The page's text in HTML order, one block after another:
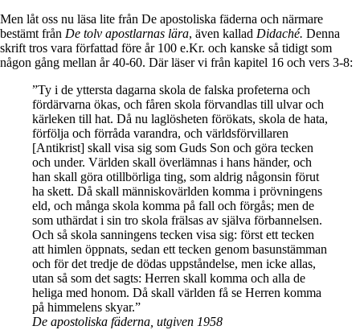
Men låt oss nu läsa lite från De apostoliska fäderna och närmare
bestämt från De tolv apostlarnas lära, även kallad Didaché. Denna
skrift tros vara författad före år 100 e.Kr. och kanske så tidigt som
någon gång mellan år 40-60. Där läser vi från kapitel 16 och vers 3-8:
”Ty i de yttersta dagarna skola de falska profeterna och
fördärvarna ökas, och fåren skola förvandlas till ulvar och
kärleken till hat. Då nu laglösheten förökats, skola de hata,
förfölja och förråda varandra, och världsförvillaren
[Antikrist] skall visa sig som Guds Son och göra tecken
och under. Världen skall överlämnas i hans händer, och
han skall göra otillbörliga ting, som aldrig någonsin förut
ha skett. Då skall människovärlden komma i prövningens
eld, och många skola komma på fall och förgås; men de
som uthärdat i sin tro skola frälsas av själva förbannelsen.
Och så skola sanningens tecken visa sig: först ett tecken
att himlen öppnats, sedan ett tecken genom basunstämman
och för det tredje de dödas uppståndelse, men icke allas,
utan så som det sagts: Herren skall komma och alla de
heliga med honom. Då skall världen få se Herren komma
på himmelens skyar.”
De apostoliska fäderna, utgiven 1958